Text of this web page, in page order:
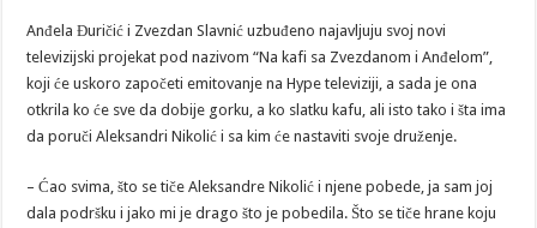
Anđela Đuričić i Zvezdan Slavnić uzbuđeno najavljuju svoj novi
televizijski projekat pod nazivom “Na kafi sa Zvezdanom i Anđelom”,
koji će uskoro započeti emitovanje na Hype televiziji, a sada je ona
otkrila ko će sve da dobije gorku, a ko slatku kafu, ali isto tako i šta ima
da poruči Aleksandri Nikolić i sa kim će nastaviti svoje druženje.
– Ćao svima, što se tiče Aleksandre Nikolić i njene pobede, ja sam joj
dala podršku i jako mi je drago što je pobedila. Što se tiče hrane koju